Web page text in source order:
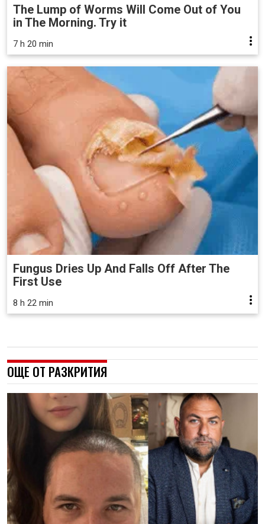
The Lump of Worms Will Come Out of You
in The Morning. Try it
7 h 20 min
Fungus Dries Up And Falls Off After The
First Use
8 h 22 min
ОЩЕ ОТ РАЗКРИТИЯ